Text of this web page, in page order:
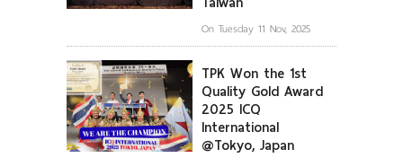
On Tuesday 11 Nov, 2025
TPK Won the 1st
Quality Gold Award
2025 ICQ
International
@Tokyo, Japan